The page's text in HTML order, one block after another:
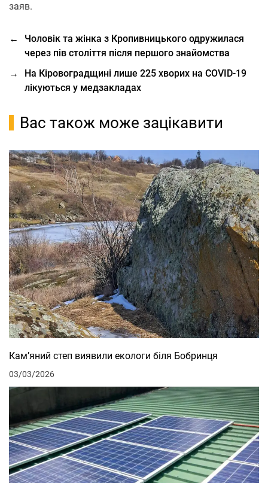
заяв.
←
Чоловік та жінка з Кропивницького одружилася
через пів століття після першого знайомства
→
На Кіровоградщині лише 225 хворих на COVID-19
лікуються у медзакладах
Вас також може зацікавити
Кам’яний степ виявили екологи біля Бобринця
03/03/2026